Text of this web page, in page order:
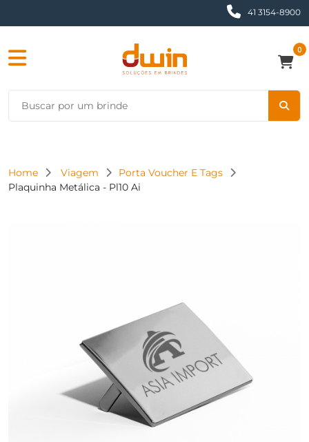
41 3154-8900
0
Home Viagem
Porta Voucher E Tags
Plaquinha Metálica - Pl10 Ai